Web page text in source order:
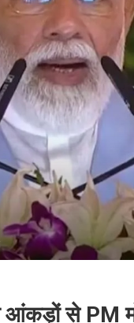
से PM